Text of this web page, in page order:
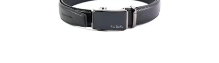
Skladem
20988
Pierre Cardin
2 roky